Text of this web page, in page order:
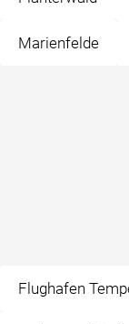
Marienfelde
Flughafen